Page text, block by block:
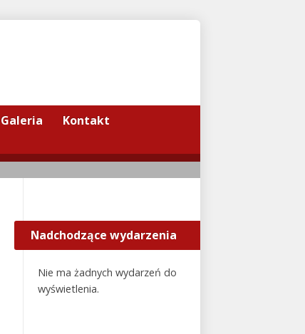
Galeria
Kontakt
Nadchodzące wydarzenia
Nie ma żadnych wydarzeń do
wyświetlenia.